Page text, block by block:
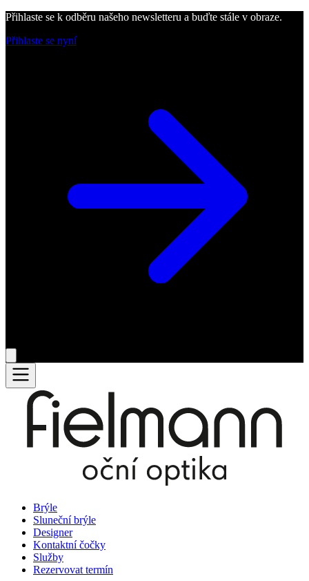
Přihlaste se k odběru našeho newsletteru a buďte stále v obraze.
Přihlaste se nyní
Brýle
Sluneční brýle
Designer
Kontaktní čočky
Služby
Rezervovat termín